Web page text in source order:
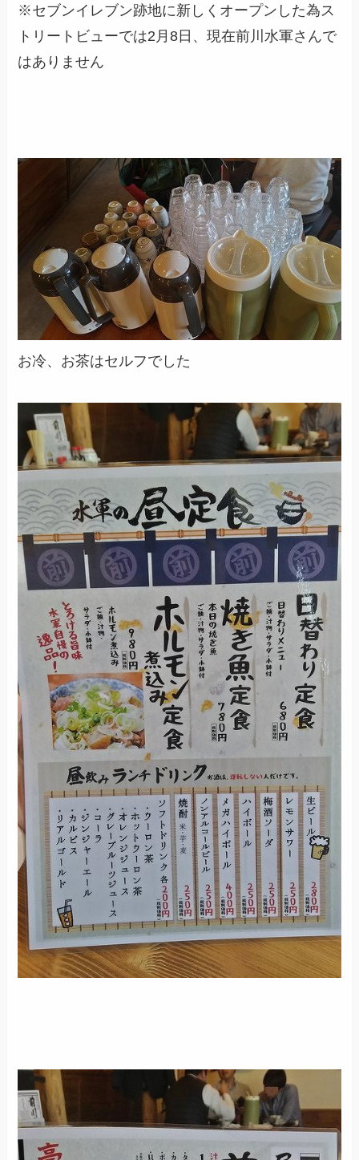
※セブンイレブン跡地に新しくオープンした為ス
トリートビューでは2月8日、現在前川水軍さんで
はありません
お冷、お茶はセルフでした